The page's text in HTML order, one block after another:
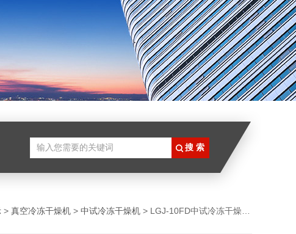
> 真空冷冻干燥机 > 中试冷冻干燥机 > LGJ-10FD中试冷冻干燥机 原位编程冻干机